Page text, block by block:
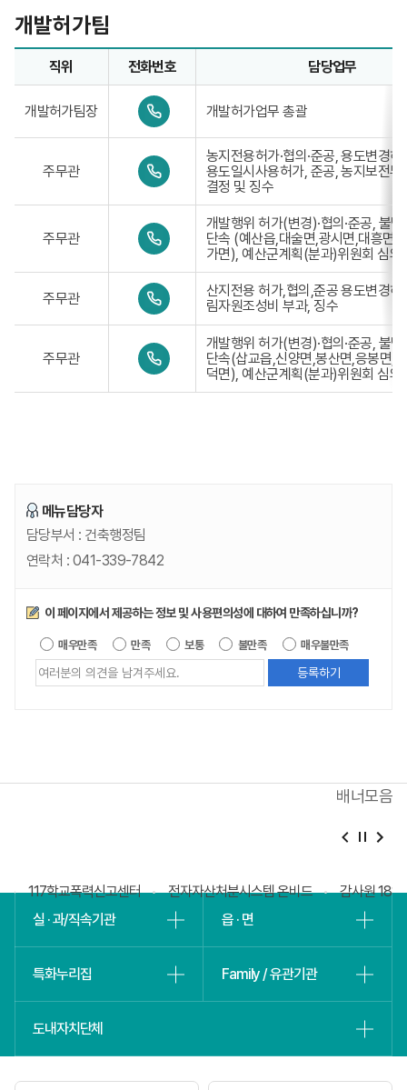
4
8
9
-
7
8
6
7
개발허가팀
개발허가팀업무담당자의 정보로 직위, 전화번호, 담당업무를
직위 전화번호 담당업무
개발허가팀장
0
4
1
3
3
-
8
6
개발허가업무 총괄
주무관
0
4
-
3
-
7
농지전용허가·협의·준공, 용도변경
용도일시사용허가, 준공, 농지보전부
결정 및 징수
주무관
0
4
-
3
3
9
7
8
개발행위 허가(변경)·협의·준공, 불
단속 (예산읍,대술면,광시면,대흥면,
가면), 예산군계획(분과)위원회 심의
주무관
0
4
1
3
3
-
산지전용 허가,협의,준공 용도변경허
림자원조성비 부과, 징수
주무관
0
4
-
개발행위 허가(변경)·협의·준공, 불
단속(삽교읍,신양면,봉산면,응봉면,
덕면), 예산군계획(분과)위원회 심의
메뉴담당자
담당부서 : 건축행정팀
연락처 : 041-339-7842
만족도조사
이 페이지에서 제공하는 정보 및 사용편의성에 대하여 만족하십니까?
매우만족 만족 보통 불만족 매우불만족
배너모음
117학교폭력신고센터 전자자산처분시스템 온비드
감사원 188
실 · 과/직속기관
읍 · 면
특화누리집 Family / 유관기관
도내자치단체